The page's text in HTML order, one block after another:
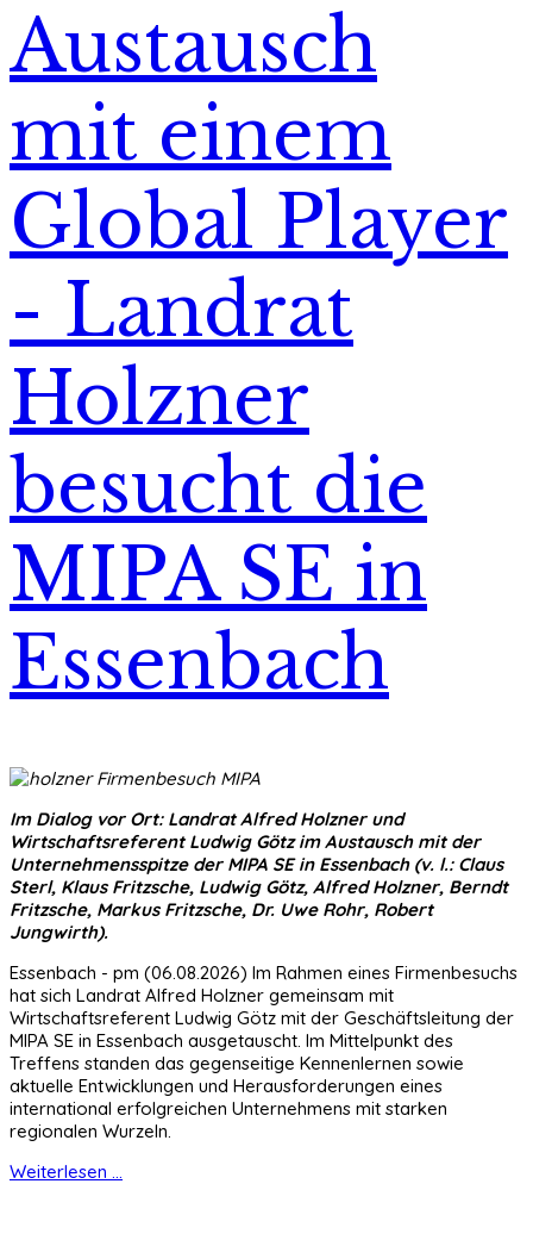
Austausch
mit einem
Global Player
- Landrat
Holzner
besucht die
MIPA SE in
Essenbach
Im Dialog vor Ort: Landrat Alfred Holzner und
Wirtschaftsreferent Ludwig Götz im Austausch mit der
Unternehmensspitze der MIPA SE in Essenbach (v. l.: Claus
Sterl, Klaus Fritzsche, Ludwig Götz, Alfred Holzner, Berndt
Fritzsche, Markus Fritzsche, Dr. Uwe Rohr, Robert
Jungwirth).
Essenbach - pm (06.08.2026) Im Rahmen eines Firmenbesuchs
hat sich Landrat Alfred Holzner gemeinsam mit
Wirtschaftsreferent Ludwig Götz mit der Geschäftsleitung der
MIPA SE in Essenbach ausgetauscht. Im Mittelpunkt des
Treffens standen das gegenseitige Kennenlernen sowie
aktuelle Entwicklungen und Herausforderungen eines
international erfolgreichen Unternehmens mit starken
regionalen Wurzeln.
Weiterlesen ...